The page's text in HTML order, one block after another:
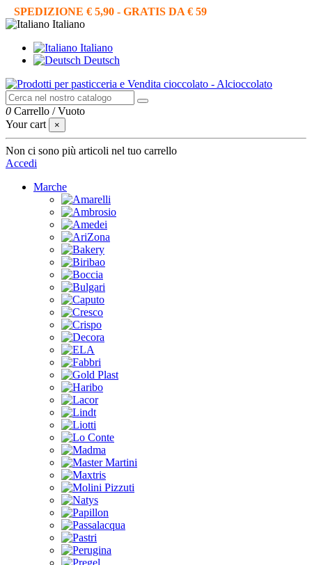
SPEDIZIONE € 5,90 - GRATIS DA € 59
Italiano
Italiano
Deutsch
0 Carrello /Vuoto
Your cart
×
Non ci sono più articoli nel tuo carrello
Accedi
Marche